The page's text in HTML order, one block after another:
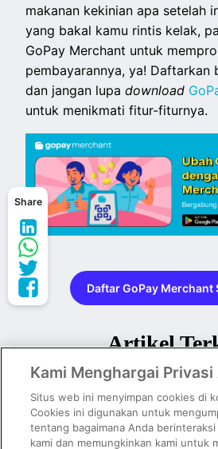
Share
makanan kekinian apa setelah
yang bakal kamu rintis kelak,
GoPay Merchant untuk
pembayarannya, ya! Daftarkan
dan jangan lupadownload
untuk menikmati fitur-fiturnya.
Daftar GoPay Merchant
Artikel
Kami Menghargai Privasi
Situs web ini menyimpan cookies di
Cookies ini digunakan untuk
tentang bagaimana Anda
kami dan memungkinkan kami untuk